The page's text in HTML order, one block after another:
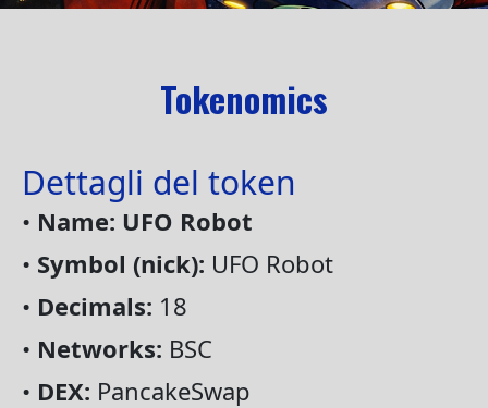
Tokenomics
Dettagli del token
• Name: UFO Robot
• Symbol (nick): UFO Robot
• Decimals: 18
• Networks: BSC
• DEX: PancakeSwap